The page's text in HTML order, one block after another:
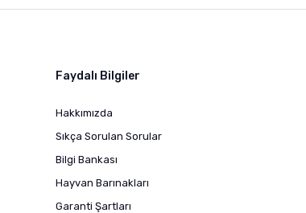
Faydalı Bilgiler
Hakkımızda
Sıkça Sorulan Sorular
Bilgi Bankası
Hayvan Barınakları
Garanti Şartları